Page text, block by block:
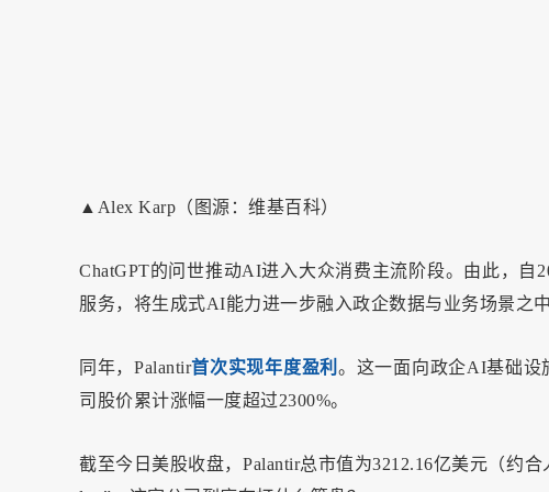
▲Alex Karp（图源：维基百科）
ChatGPT的问世推动AI进入大众消费主流阶段。由此，
服务，将生成式AI能力进一步融入政企数据与业务场景之中
同年，Palantir首次实现年度盈利。这一面向政企AI基础设
司股价累计涨幅一度超过2300%。
截至今日美股收盘，Palantir总市值为3212.16亿美元（约